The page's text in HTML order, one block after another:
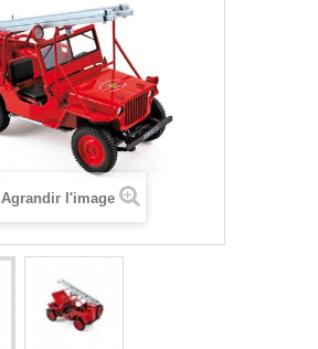
Agrandir l'image